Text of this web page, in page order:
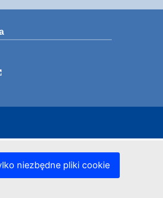
niezbędne pliki cookie